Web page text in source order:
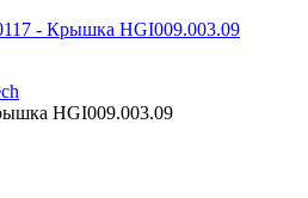
HGI009.003.09